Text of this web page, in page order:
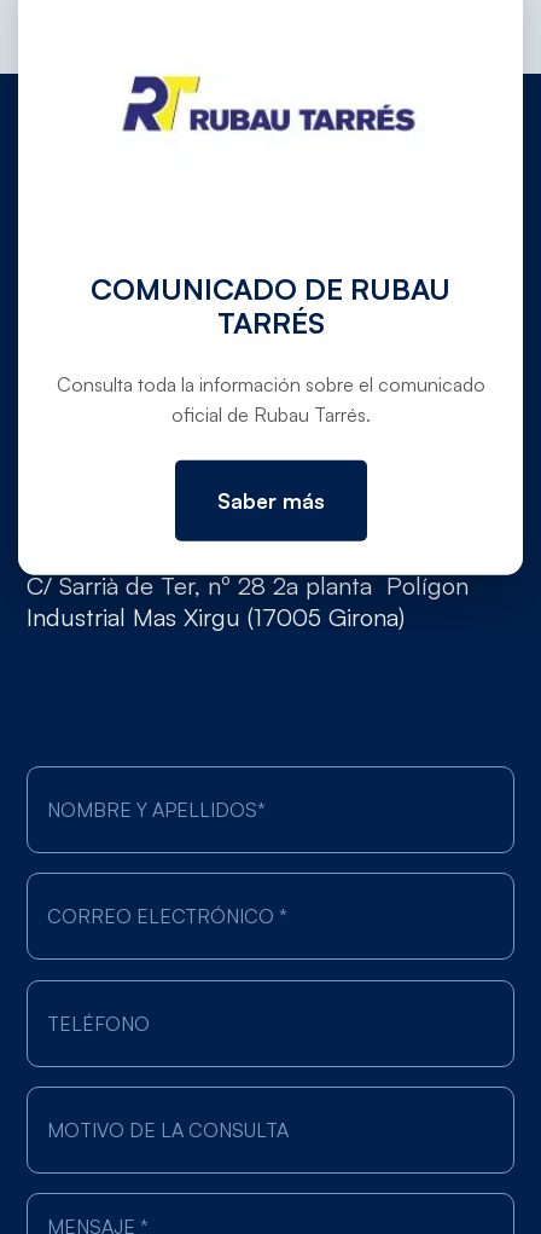
Ctra. C-31 de Torroella de Montgrí a Verges,
OFICINAS EN GIRONA
C/ Sarrià de Ter, nº 28 2a planta Polígon
Industrial Mas Xirgu (17005 Girona)
COMUNICADO DE RUBAU
TARRÉS
Consulta toda la información sobre el comunicado
oficial de Rubau Tarrés.
Saber más